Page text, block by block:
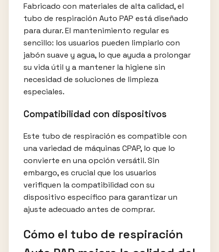
Fabricado con materiales de alta calidad, el
tubo de respiración Auto PAP está diseñado
para durar. El mantenimiento regular es
sencillo: los usuarios pueden limpiarlo con
jabón suave y agua, lo que ayuda a prolongar
su vida útil y a mantener la higiene sin
necesidad de soluciones de limpieza
especiales.
Compatibilidad con dispositivos
Este tubo de respiración es compatible con
una variedad de máquinas CPAP, lo que lo
convierte en una opción versátil. Sin
embargo, es crucial que los usuarios
verifiquen la compatibilidad con su
dispositivo específico para garantizar un
ajuste adecuado antes de comprar.
Cómo el tubo de respiración